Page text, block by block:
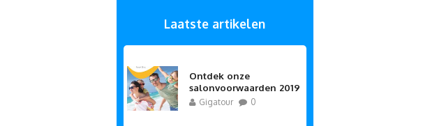
Laatste artikelen
Ontdek onze
salonvoorwaarden 2019
Gigatour 0